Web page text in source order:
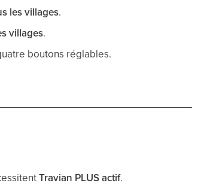
les villages.
villages.
boutons réglables.
Travian PLUS actif.